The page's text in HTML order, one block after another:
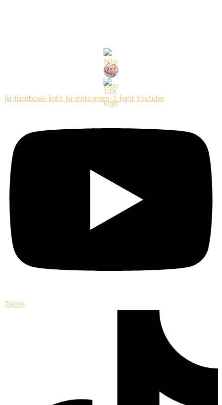
Jki-facebook-light Jki-instagram-1-light Youtube
Tiktok